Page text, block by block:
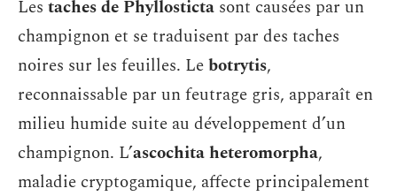
Les taches de Phyllosticta sont causées par un
champignon et se traduisent par des taches
noires sur les feuilles. Lebotrytis,
reconnaissable par un feutrage gris, apparaît en
milieu humide suite au développement d’un
champignon. L’ascochita heteromorpha,
maladie cryptogamique, affecte principalement